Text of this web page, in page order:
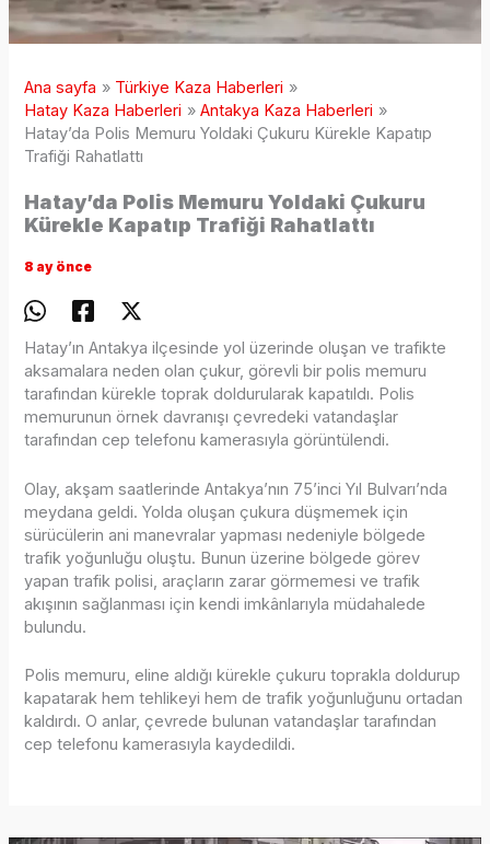
Ana sayfa
Türkiye Kaza Haberleri
Hatay Kaza Haberleri
Antakya Kaza Haberleri
Hatay’da Polis Memuru Yoldaki Çukuru Kürekle Kapatıp
Trafiği Rahatlattı
Hatay’da Polis Memuru Yoldaki Çukuru
Kürekle Kapatıp Trafiği Rahatlattı
8 ay önce
Hatay’ın Antakya ilçesinde yol üzerinde oluşan ve trafikte
aksamalara neden olan çukur, görevli bir polis memuru
tarafından kürekle toprak doldurularak kapatıldı. Polis
memurunun örnek davranışı çevredeki vatandaşlar
tarafından cep telefonu kamerasıyla görüntülendi.
Olay, akşam saatlerinde Antakya’nın 75’inci Yıl Bulvarı’nda
meydana geldi. Yolda oluşan çukura düşmemek için
sürücülerin ani manevralar yapması nedeniyle bölgede
trafik yoğunluğu oluştu. Bunun üzerine bölgede görev
yapan trafik polisi, araçların zarar görmemesi ve trafik
akışının sağlanması için kendi imkânlarıyla müdahalede
bulundu.
Polis memuru, eline aldığı kürekle çukuru toprakla doldurup
kapatarak hem tehlikeyi hem de trafik yoğunluğunu ortadan
kaldırdı. O anlar, çevrede bulunan vatandaşlar tarafından
cep telefonu kamerasıyla kaydedildi.